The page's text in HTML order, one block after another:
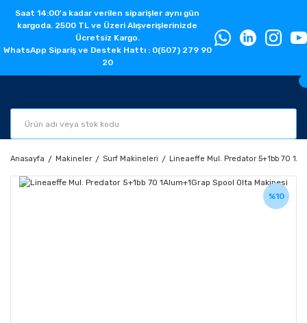
Saat 14:00'a kadar verilen siparişler aynı gün
kargoda. 2500 TL ve Üzeri Alışverişlerinizde
Ücretsiz Kargo.
WhatsApp Sipariş ve Destek Hattı : 0(507) 279 90
20
Anasayfa Makineler Surf Makineleri Lineaeffe Mul. Predator 5+1bb 70
%10